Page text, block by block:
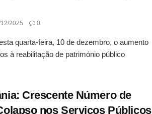
2025 0
quarta-feira, 10 de dezembro, o aumento
à reabilitação de património público
Crescente Número de
nos Serviços Públicos